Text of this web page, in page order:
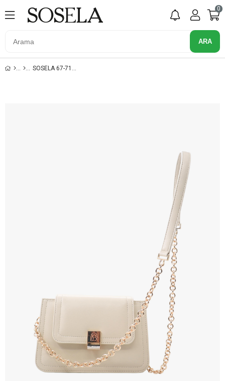
0
SOSELA 67-7135 BEJ